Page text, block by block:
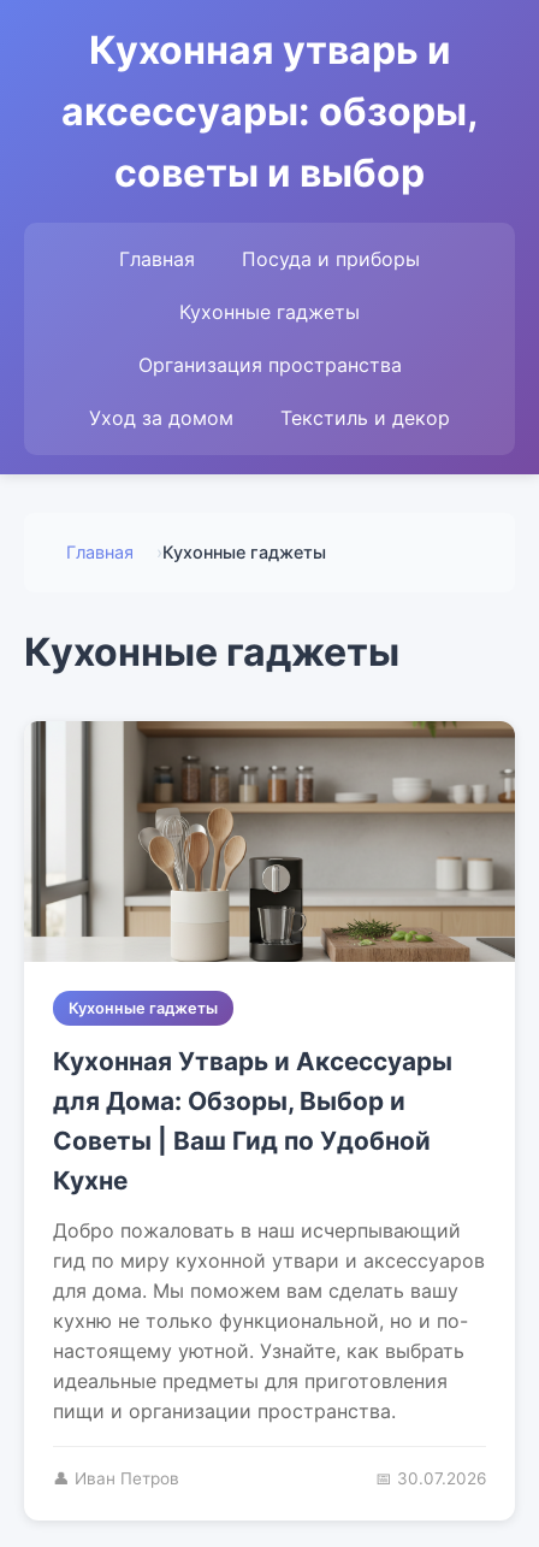
Кухонная утварь и
аксессуары: обзоры,
советы и выбор
Главная Посуда и приборы
Кухонные гаджеты
Организация пространства
Уход за домом Текстиль и декор
Главная ›Кухонные гаджеты
Кухонные гаджеты
Кухонные гаджеты
Кухонная Утварь и Аксессуары
для Дома: Обзоры, Выбор и
Советы | Ваш Гид по Удобной
Кухне
Добро пожаловать в наш исчерпывающий
гид по миру кухонной утвари и аксессуаров
для дома. Мы поможем вам сделать вашу
кухню не только функциональной, но и по-
настоящему уютной. Узнайте, как выбрать
идеальные предметы для приготовления
пищи и организации пространства.
👤 Иван Петров 📅 30.07.2026